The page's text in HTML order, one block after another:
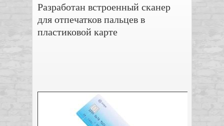
Разработан встроенный сканер
для отпечатков пальцев в
пластиковой карте